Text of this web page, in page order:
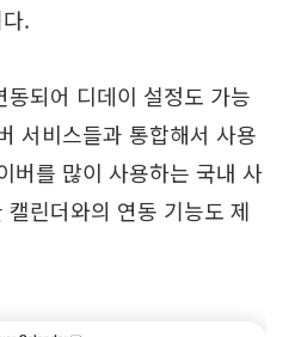
.
되어 디데이 설정도 가능
서비스들과 통합해서 사용
버를 많이 사용하는 국내 사
린더와의 연동 기능도 제